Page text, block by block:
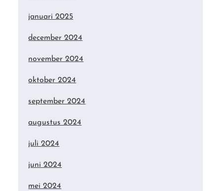
januari 2025
december 2024
november 2024
oktober 2024
september 2024
augustus 2024
juli 2024
juni 2024
mei 2024